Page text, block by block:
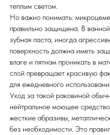
теплым светом.
Но важно понимать:
правильно защищена. В
зубная паста, иногда
поверхность должна иметь
влаге и пятнам проникать в
слой превращает красивую
для ежедневного
Уход за такой раковиной
нейтральное моющее
жесткие абразивы,
без необходимости. Это